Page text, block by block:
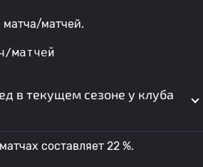
матчей.
матчей
в текущем сезоне у клуба
составляет 22 %.